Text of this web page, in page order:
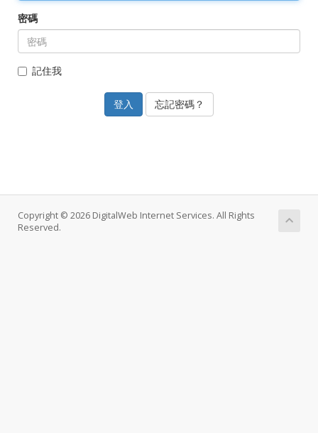
密碼
記住我
忘記密碼？
Copyright © 2026 DigitalWeb Internet Services. All Rights
Reserved.